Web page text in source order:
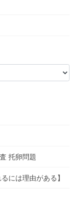
托卵問題
には理由がある】